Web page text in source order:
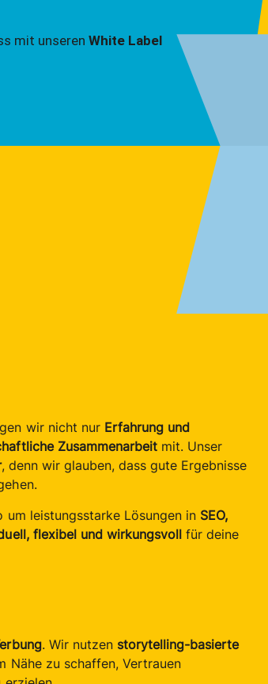
mit unseren White Label
wir nicht nur Erfahrung und
Zusammenarbeitmit. Unser
, denn wir glauben, dass gute Ergebnisse
leistungsstarke Lösungen in SEO,
flexibel und wirkungsvoll für deine
. Wir nutzen storytelling-basierte
Nähe zu schaffen, Vertrauen